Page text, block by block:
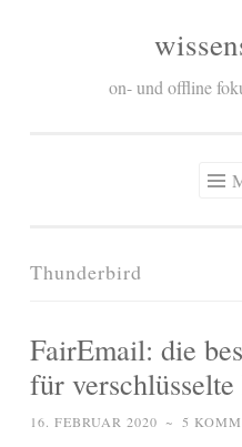
on- und offline
Thunderbird
FairEmail: die
für
16. FEBRUAR 2020 ~ 5